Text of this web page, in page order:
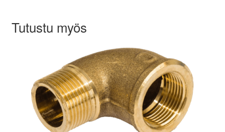
Tutustu myös